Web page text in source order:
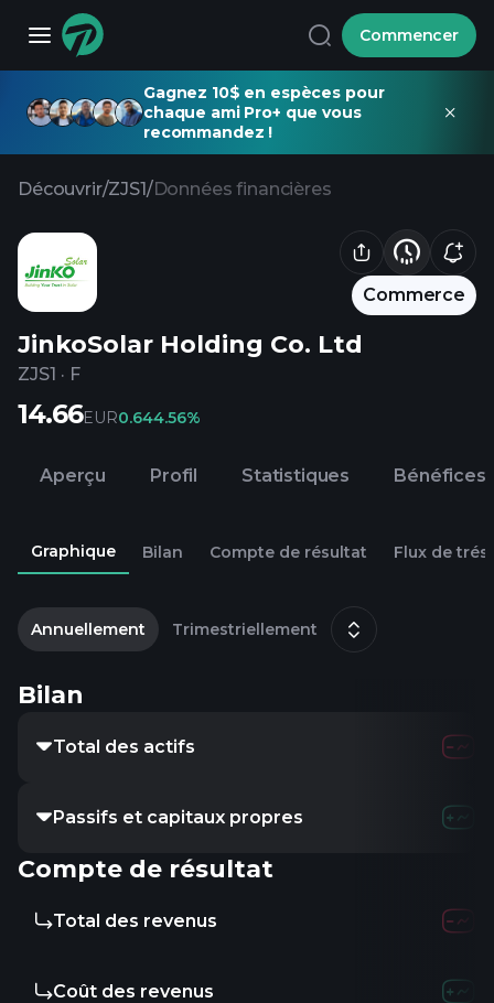
Commencer
Gagnez 10$ en espèces pour
chaque ami Pro+ que vous
recommandez !
Découvrir/ZJS1/Données financières
Commerce
JinkoSolar Holding Co. Ltd
ZJS1 · F
14.66EUR0.644.56%
Aperçu Profil Statistiques Bénéfices
Graphique Bilan Compte de résultat Flux de
Annuellement Trimestriellement
Bilan
Total des actifs
Passifs et capitaux propres
Compte de résultat
Total des revenus
Coût des revenus